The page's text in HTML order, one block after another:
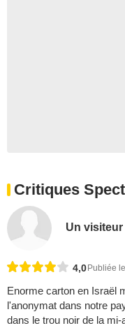
Critiques
Un visiteur
4,0 Publiée
Enorme carton en Israël
l'anonymat dans notre
dans le trou noir de la